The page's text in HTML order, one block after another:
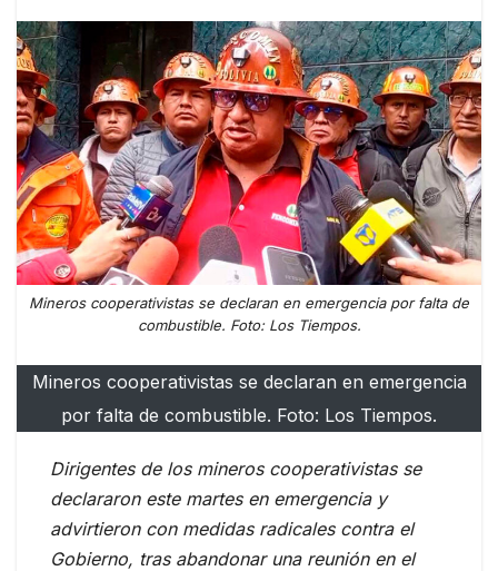
Mineros cooperativistas se declaran en emergencia por falta de
combustible. Foto: Los Tiempos.
Mineros cooperativistas se declaran en emergencia
por falta de combustible. Foto: Los Tiempos.
Dirigentes de los mineros cooperativistas se
declararon este martes en emergencia y
advirtieron con medidas radicales contra el
Gobierno, tras abandonar una reunión en el